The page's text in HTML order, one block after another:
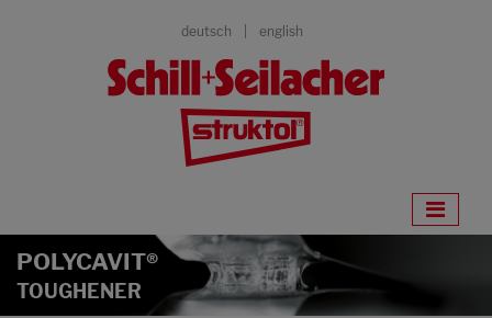
deutsch english
POLYCAVIT®
TOUGHENER